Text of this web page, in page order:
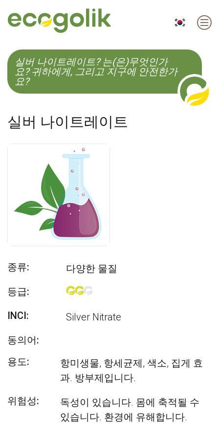
EN ES CS KO
실버 나이트레이트? 는(은)무엇인가
요? 귀하에게, 그리고 지구에 안전한가
요?
실버 나이트레이트
종류:
다양한 물질
등급:
INCI:
Silver Nitrate
동의어:
용도:
항미생물, 항세균제, 색소, 집게 효
과. 방부제입니다.
위험성:
독성이 있습니다. 몸에 축적될 수
있습니다. 환경에 유해합니다.